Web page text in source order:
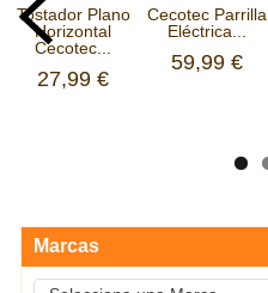
Marcas
Tostador Plano
Horizontal
Cecotec...
27,99 €
Cecotec Parrilla
Eléctrica...
59,99 €